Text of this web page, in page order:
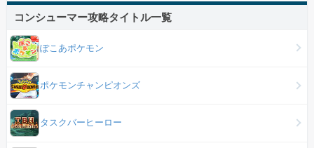
コンシューマー攻略タイトル一覧
ぽこあポケモン
ポケモンチャンピオンズ
タスクバーヒーロー